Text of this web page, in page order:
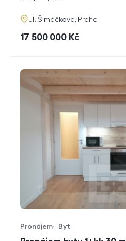
adresa
ul. Šimáčkova, Praha
cena
17 500 000 Kč
Typ nabídky
Pronájem
Typ nemovitosti
Byt